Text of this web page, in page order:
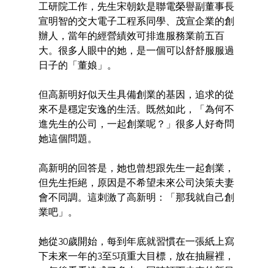
工研院工作，先生宋朝欽是聯電榮譽副董事長
宣明智的交大電子工程系同學、茂宣企業的創
辦人，當年的經營績效可排進服務業前五百
大。很多人眼中的她，是一個可以舒舒服服過
日子的「董娘」。
但高新明好似天生具備創業的基因，追求的從
來不是穩定安逸的生活。既然如此，「為何不
進先生的公司，一起創業呢？」很多人好奇問
她這個問題。
高新明的回答是，她也曾想跟先生一起創業，
但先生拒絕，原因是不希望未來公司決策夫妻
會不同調。這刺激了高新明：「那我就自己創
業吧」。
她從30歲開始，每到年底就習慣在一張紙上寫
下未來一年的3至5項重大目標，放在抽屜裡，